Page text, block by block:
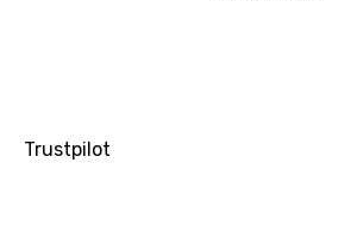
Trustpilot